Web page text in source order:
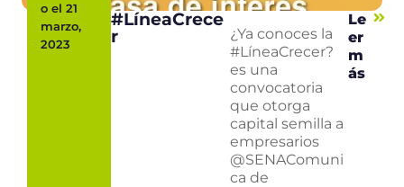
o el 21
marzo,
2023
#LíneaCrece
r
¿Ya conoces la
#LíneaCrecer?
es una
convocatoria
que otorga
capital semilla a
empresarios
@SENAComuni
ca de
Le
er
m
ás